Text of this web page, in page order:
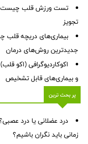
تست ورزش قلب چیست؟
تجویز
بیماری‌های دریچه قلب
جدیدترین روش‌های درمان
اکوکاردیوگرافی (اکو
و بیماری‌های قابل تشخیص
پر بحث ترین
درد عضلانی یا درد
زمانی باید نگران باشیم؟